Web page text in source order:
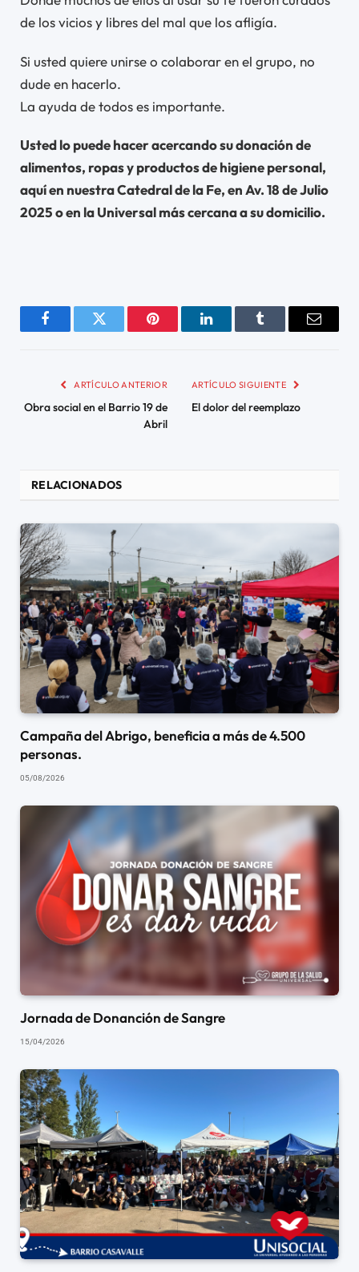
de los vicios y libres del mal que los afligía.
Si usted quiere unirse o colaborar en el grupo, no
dude en hacerlo.
La ayuda de todos es importante.
Usted lo puede hacer acercando su donación de
alimentos, ropas y productos de higiene personal,
aquí en nuestra Catedral de la Fe, en Av. 18 de Julio
2025 o en la Universal más cercana a su domicilio.
FacebookTwitter Pinterest LinkedInTumblr Email
ARTÍCULO ANTERIOR
Obra social en el Barrio 19 de
Abril
ARTÍCULO SIGUIENTE
El dolor del reemplazo
RELACIONADOS
Campaña del Abrigo, beneficia a más de 4.500
personas.
05/08/2026
Jornada de Donanción de Sangre
15/04/2026